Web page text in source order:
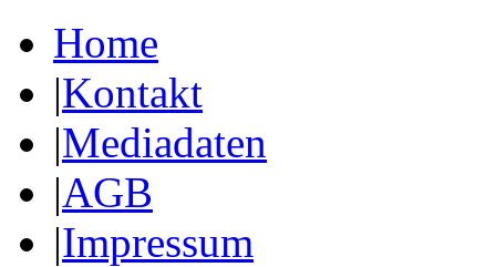
Home
|Kontakt
|Mediadaten
|AGB
|Impressum